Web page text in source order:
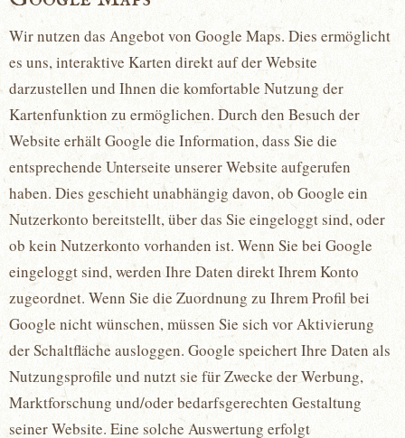
Wir nutzen das Angebot von Google Maps. Dies ermöglicht
es uns, interaktive Karten direkt auf der Website
darzustellen und Ihnen die komfortable Nutzung der
Kartenfunktion zu ermöglichen. Durch den Besuch der
Website erhält Google die Information, dass Sie die
entsprechende Unterseite unserer Website aufgerufen
haben. Dies geschieht unabhängig davon, ob Google ein
Nutzerkonto bereitstellt, über das Sie eingeloggt sind, oder
ob kein Nutzerkonto vorhanden ist. Wenn Sie bei Google
eingeloggt sind, werden Ihre Daten direkt Ihrem Konto
zugeordnet. Wenn Sie die Zuordnung zu Ihrem Profil bei
Google nicht wünschen, müssen Sie sich vor Aktivierung
der Schaltfläche ausloggen. Google speichert Ihre Daten als
Nutzungsprofile und nutzt sie für Zwecke der Werbung,
Marktforschung und/oder bedarfsgerechten Gestaltung
seiner Website. Eine solche Auswertung erfolgt